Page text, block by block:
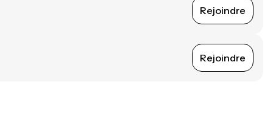
Rejoindre
Rejoindre